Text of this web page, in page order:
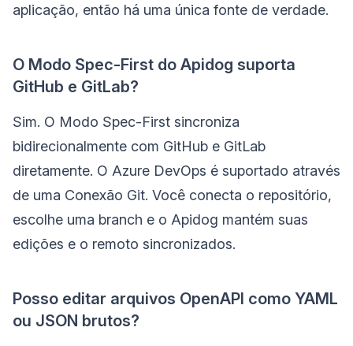
aplicação, então há uma única fonte de verdade.
O Modo Spec-First do Apidog suporta
GitHub e GitLab?
Sim. O Modo Spec-First sincroniza
bidirecionalmente com GitHub e GitLab
diretamente. O Azure DevOps é suportado através
de uma Conexão Git. Você conecta o repositório,
escolhe uma branch e o Apidog mantém suas
edições e o remoto sincronizados.
Posso editar arquivos OpenAPI como YAML
ou JSON brutos?